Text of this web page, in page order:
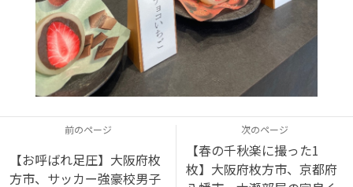
前のページ
【お呼ばれ足圧】大阪府枚
方市、サッカー強豪校男子
次のページ
【春の千秋楽に撮った1
枚】大阪府枚方市、京都府